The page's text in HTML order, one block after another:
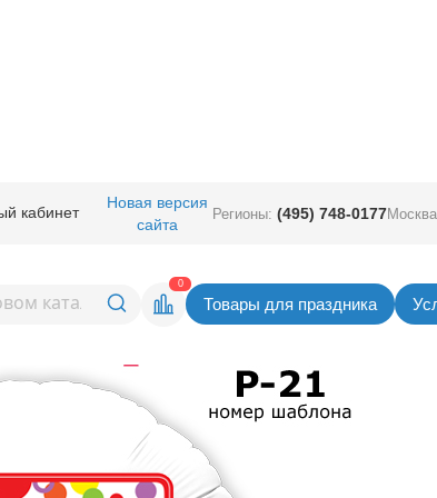
кабинет
Новая версия
сайта
Регионы: (495) 748-0177
0
Товары для праздника
рекламной
шарах.